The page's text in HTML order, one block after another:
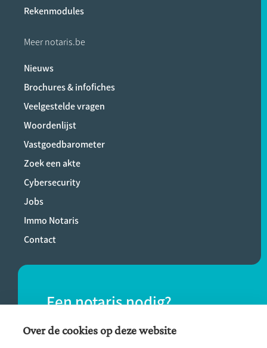
Rekenmodules
Meer notaris.be
Nieuws
Brochures & infofiches
Veelgestelde vragen
Woordenlijst
Vastgoedbarometer
Zoek een akte
Cybersecurity
Jobs
Immo Notaris
Contact
Een notaris nodig?
Vind eenvoudig een notaris bij jou in de
Over de cookies op deze website